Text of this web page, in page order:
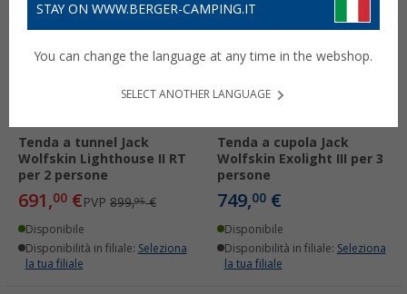
Tenda a tunnel Jack
Wolfskin Lighthouse II RT
per 2 persone
691,00 €PVP 899,95€
Disponibile
Disponibilità in filiale: Seleziona
la tua filiale
Tenda a cupola Jack
Wolfskin Exolight III per 3
persone
749,00 €
Disponibile
Disponibilità in filiale: Seleziona
la tua filiale
STAY ON WWW.BERGER-CAMPING.IT
You can change the language at any time in the webshop.
SELECT ANOTHER LANGUAGE